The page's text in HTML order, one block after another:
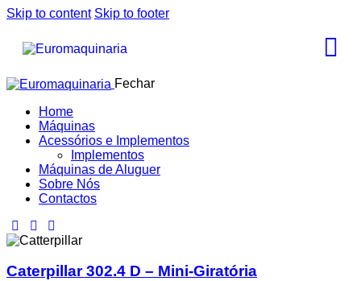
Skip to content Skip to footer
Fechar
Home
Máquinas
Acessórios e Implementos
Implementos
Máquinas de Aluguer
Sobre Nós
Contactos
Caterpillar 302.4 D – Mini-Giratória